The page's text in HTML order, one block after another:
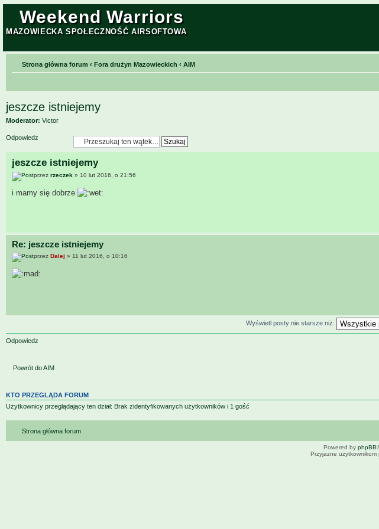
Weekend Warriors
MAZOWIECKA SPOŁECZNOŚĆ AIRSOFTOWA
Strona główna forum ‹ Fora drużyn Mazowieckich ‹ AIM
jeszcze istniejemy
Moderator: Victor
Odpowiedz
jeszcze istniejemy
przez rzeczek » 10 lut 2016, o 21:56
i mamy się dobrze
Re: jeszcze istniejemy
przez Dalej » 11 lut 2016, o 10:16
Wyświetl posty nie starsze niż:
Odpowiedz
Powrót do AIM
KTO PRZEGLĄDA FORUM
Użytkownicy przeglądający ten dział: Brak zidentyfikowanych użytkowników i 1 gość
Strona główna forum
Powered by phpBB
Przyjazne